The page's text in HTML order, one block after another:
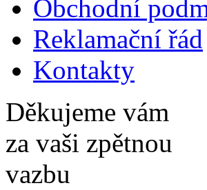
Obchodní
Reklamační řád
Kontakty
Děkujeme vám
za vaši zpětnou
vazbu